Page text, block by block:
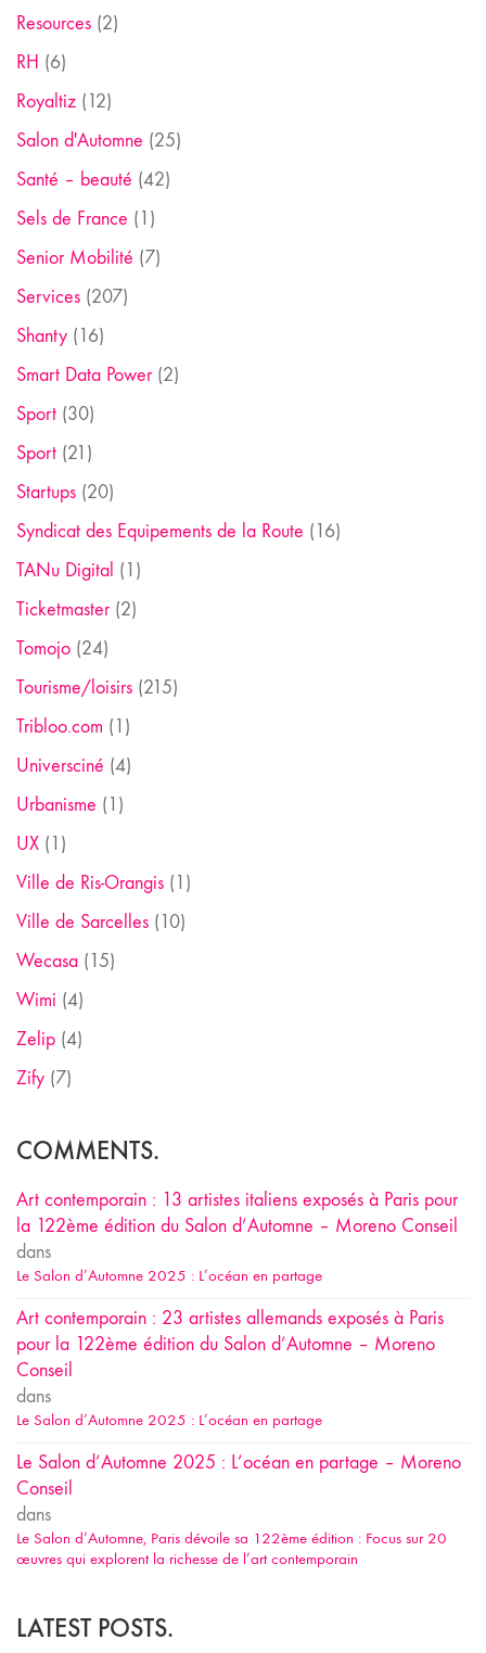
Resources (2)
RH (6)
Royaltiz (12)
Salon d'Automne (25)
Santé – beauté (42)
Sels de France (1)
Senior Mobilité (7)
Services (207)
Shanty (16)
Smart Data Power(2)
Sport (30)
Sport (21)
Startups (20)
Syndicat des Equipements de la Route (16)
TANu Digital (1)
Ticketmaster(2)
Tomojo (24)
Tourisme/loisirs (215)
Tribloo.com (1)
Universciné (4)
Urbanisme (1)
UX (1)
Ville de Ris-Orangis (1)
Ville de Sarcelles (10)
Wecasa (15)
Wimi (4)
Zelip (4)
Zify (7)
COMMENTS.
Art contemporain : 13 artistes italiens exposés à Paris pour
la 122ème édition du Salon d’Automne – Moreno Conseil
dans
Le Salon d’Automne 2025 : L’océan en partage
Art contemporain : 23 artistes allemands exposés à Paris
pour la 122ème édition du Salon d’Automne – Moreno
Conseil
dans
Le Salon d’Automne 2025 : L’océan en partage
Le Salon d’Automne 2025 : L’océan en partage – Moreno
Conseil
dans
Le Salon d’Automne, Paris dévoile sa 122ème édition : Focus sur 20
œuvres qui explorent la richesse de l’art contemporain
LATEST POSTS.